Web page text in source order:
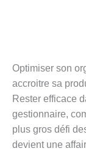
Optimiser son
accroitre sa
Rester efficace
gestionnaire,
plus gros défi
devient une